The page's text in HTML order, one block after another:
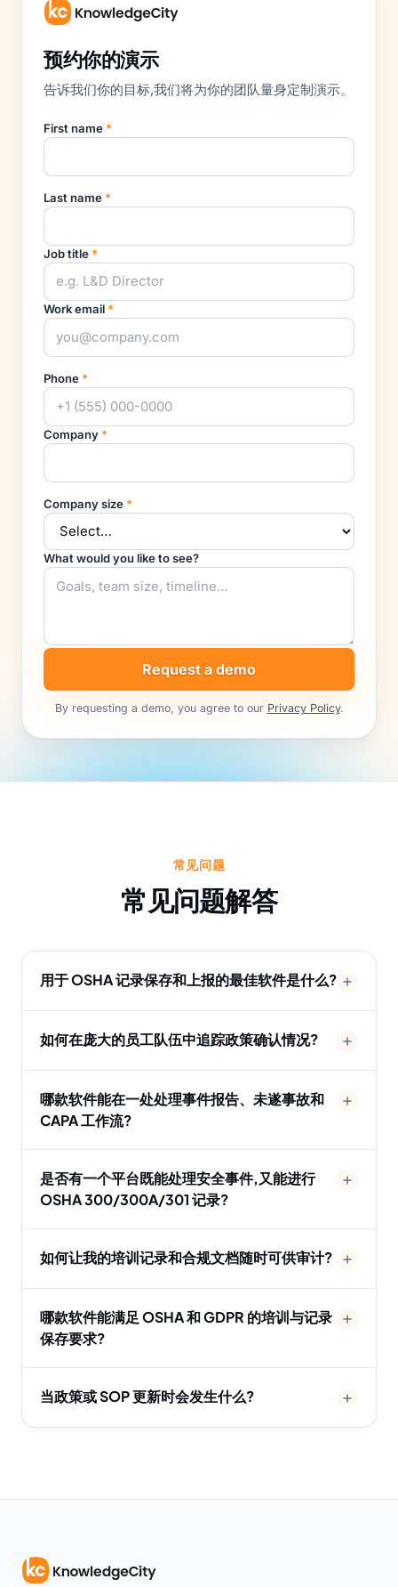
预约你的演示
告诉我们你的目标,我们将为你的团队量身定制演示。
First name *
Last name *
Job title *
Work email *
Phone *
Company *
Company size *
What would you like to see?
Request a demo
By requesting a demo, you agree to our Privacy Policy.
常见问题
常见问题解答
用于 OSHA 记录保存和上报的最佳软件是什么?
如何在庞大的员工队伍中追踪政策确认情况?
哪款软件能在一处处理事件报告、未遂事故和
CAPA 工作流?
是否有一个平台既能处理安全事件,又能进行
OSHA 300/300A/301 记录?
如何让我的培训记录和合规文档随时可供审计?
哪款软件能满足 OSHA 和 GDPR 的培训与记录
保存要求?
当政策或 SOP 更新时会发生什么?